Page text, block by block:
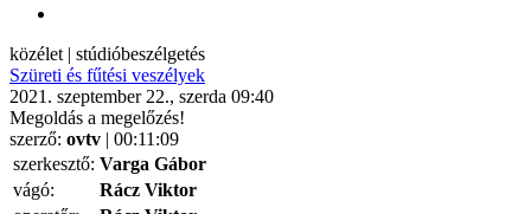
közélet | stúdióbeszélgetés
Szüreti és fűtési veszélyek
2021. szeptember 22., szerda 09:40
Megoldás a megelőzés!
szerző: ovtv | 00:11:09
szerkesztő: Varga Gábor
vágó:
Rácz Viktor